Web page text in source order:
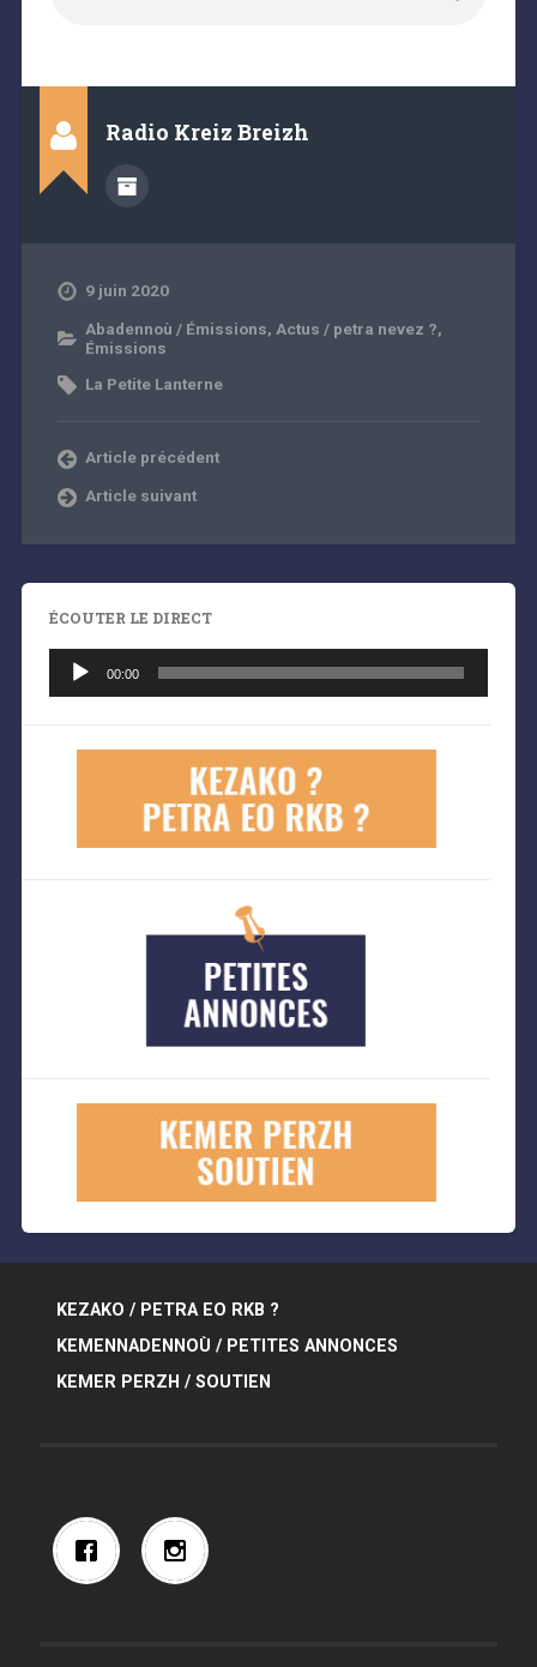
Radio Kreiz Breizh
9 juin 2020
Abadennoù / Émissions, Actus / petra nevez ?,
Émissions
La Petite Lanterne
Article précédent
Article suivant
ÉCOUTER LE DIRECT
audio
00:00
KEZAKO / PETRA EO RKB ?
KEMENNADENNOÙ / PETITES ANNONCES
KEMER PERZH / SOUTIEN